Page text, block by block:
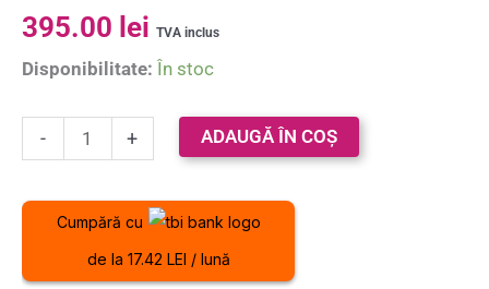
Evaluat la
5.00din 5 pe
singure
395.00 lei TVA inclus
Disponibilitate: În stoc
- + ADAUGĂ ÎN COȘ
Cumpără cu
de la 17.42 LEI / lună